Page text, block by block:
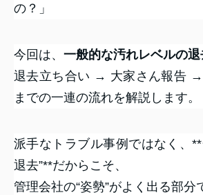
の？」
今回は、 一般的な汚れレベルの
退去立ち合い → 大家さん報告 →
までの一連の流れを解説します。
派手なトラブル事例ではなく、
退去”**だからこそ、
管理会社の“姿勢”がよく出る部分